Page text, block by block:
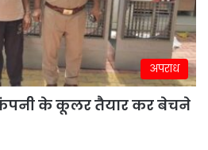
अपराध
के कूलर तैयार कर बेचने